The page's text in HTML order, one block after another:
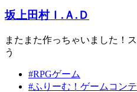
坂上田村Ｉ.Ａ.Ｄ
またまた作っちゃいました！
う
#RPGゲーム
#ふりーむ！ゲームコン